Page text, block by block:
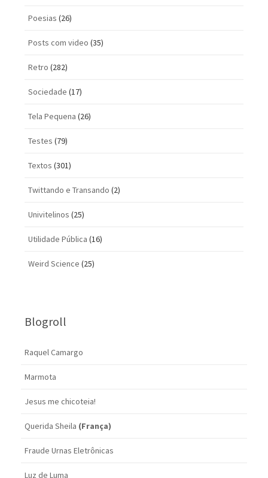
Poesias (26)
Posts com vi­deo (35)
Retro (282)
Sociedade (17)
Tela Pequena (26)
Testes (79)
Textos (301)
Twittando e Transando (2)
Univitelinos (25)
Utilidade Pública (16)
Weird Science (25)
Blogroll
Raquel Camargo
Marmota
Jesus me chicoteia!
Querida Sheila (França)
Fraude Urnas Eletrônicas
Luz de Luma